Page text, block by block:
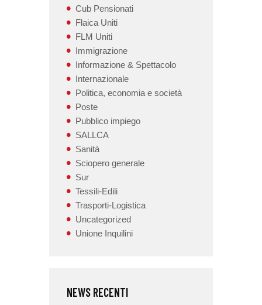
Cub Pensionati
Flaica Uniti
FLM Uniti
Immigrazione
Informazione & Spettacolo
Internazionale
Politica, economia e società
Poste
Pubblico impiego
SALLCA
Sanità
Sciopero generale
Sur
Tessili-Edili
Trasporti-Logistica
Uncategorized
Unione Inquilini
NEWS RECENTI